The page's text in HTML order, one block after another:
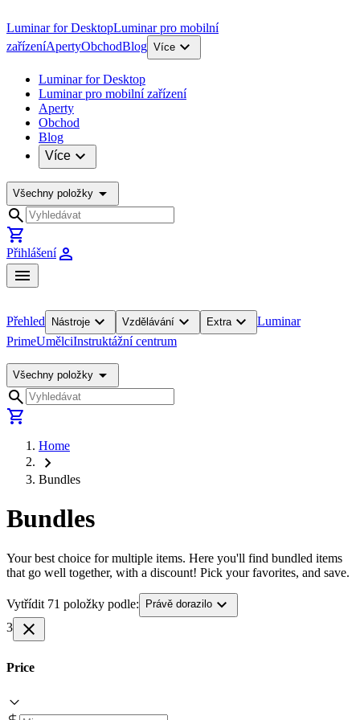
Luminar for DesktopLuminar pro mobilní
zařízeníApertyObchodBlog Více expand_more
Luminar for Desktop
Luminar pro mobilní zařízení
Aperty
Obchod
Blog
Více expand_more
Všechny položky arrow_drop_down
search
shopping_cart
Přihlášeníperson
menu
Přehled Nástroje expand_more Vzdělávání expand_more Extraexpand_more
Luminar
PrimeUmělciInstruktážní centrum
Všechny položky arrow_drop_down
search
shopping_cart
Home
chevron_right
Bundles
Bundles
Your best choice for multiple items. Here you'll find bundled items
that go well together, with a discount! Pick your favorites, and save.
Vytřídit 71 položky podle: Právě dorazilo expand_more
3 close
Price